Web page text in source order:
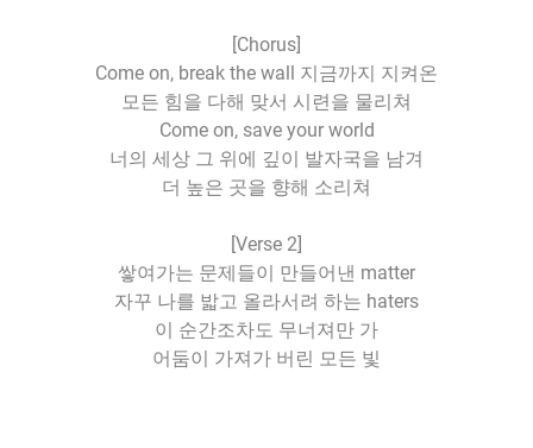
[Chorus]
Come on, break the wall 지금까지 지켜온
모든 힘을 다해 맞서 시련을 물리쳐
Come on, save your world
너의 세상 그 위에 깊이 발자국을 남겨
더 높은 곳을 향해 소리쳐
[Verse 2]
쌓여가는 문제들이 만들어낸 matter
자꾸 나를 밟고 올라서려 하는 haters
이 순간조차도 무너져만 가
어둠이 가져가 버린 모든 빛